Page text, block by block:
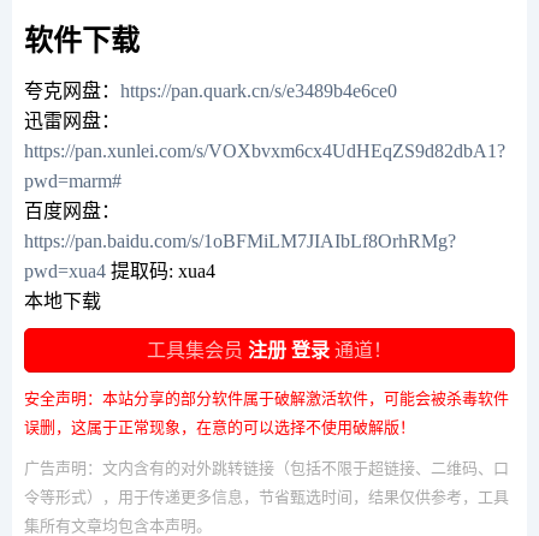
软件下载
夸克网盘： https://pan.quark.cn/s/e3489b4e6ce0
迅雷网盘：
https://pan.xunlei.com/s/VOXbvxm6cx4UdHEqZS9d82dbA1?
pwd=marm#
百度网盘：
https://pan.baidu.com/s/1oBFMiLM7JIAIbLf8OrhRMg?
pwd=xua4 提取码: xua4
本地下载
工具集会员 注册 登录 通道！
安全声明：本站分享的部分软件属于破解激活软件，可能会被杀毒软件
误删，这属于正常现象，在意的可以选择不使用破解版！
广告声明：文内含有的对外跳转链接（包括不限于超链接、二维码、口
令等形式），用于传递更多信息，节省甄选时间，结果仅供参考，工具
集所有文章均包含本声明。